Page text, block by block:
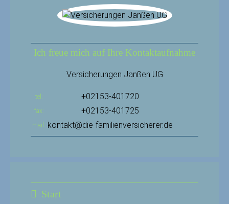
Ich freue mich auf Ihre Kontaktaufnahme
Versicherungen Janßen UG
tel +02153-401720
fax +02153-401725
mail kontakt@die-familienversicherer.de
Start